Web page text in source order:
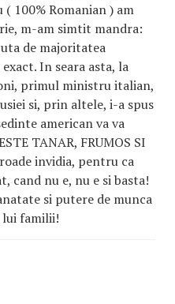
100% Romanian ) am
m-am simtit mandra:
de majoritatea
In seara asta, la
primul ministru italian,
si, prin altele, i-a spus
american va va
TANAR, FRUMOS SI
invidia, pentru ca
cand nu e, nu e si basta!
si putere de munca
familii!